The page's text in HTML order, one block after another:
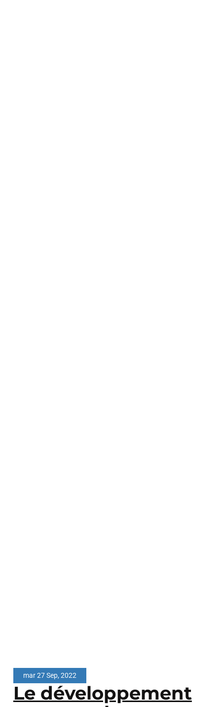
mar 27 Sep, 2022
Le développement